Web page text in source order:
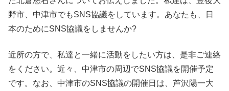
野市、中津市でもSNS協議をしています。あなたも、日
本のためにSNS協議をしませんか?
近所の方で、私達と一緒に活動をしたい方は、是非ご連絡
をください。近々、中津市の周辺でSNS協議を開催予定
です。なお、中津市のSNS協議の開催日は、芦沢陽一大